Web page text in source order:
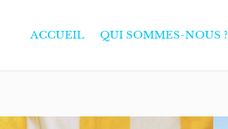
ACCUEIL QUI SOMMES-NOUS ?